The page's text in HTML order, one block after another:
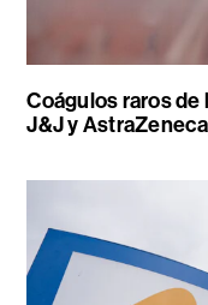
Coágulos raros de
J&J y